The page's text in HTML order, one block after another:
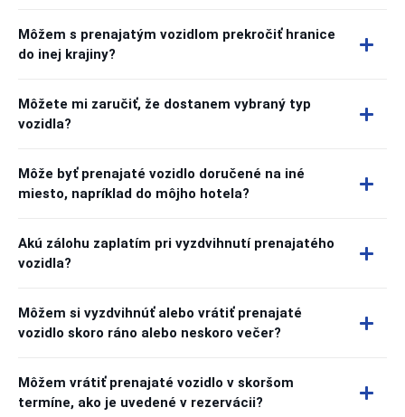
Môžem s prenajatým vozidlom prekročiť hranice
do inej krajiny?
Môžete mi zaručiť, že dostanem vybraný typ
vozidla?
Môže byť prenajaté vozidlo doručené na iné
miesto, napríklad do môjho hotela?
Akú zálohu zaplatím pri vyzdvihnutí prenajatého
vozidla?
Môžem si vyzdvihnúť alebo vrátiť prenajaté
vozidlo skoro ráno alebo neskoro večer?
Môžem vrátiť prenajaté vozidlo v skoršom
termíne, ako je uvedené v rezervácii?